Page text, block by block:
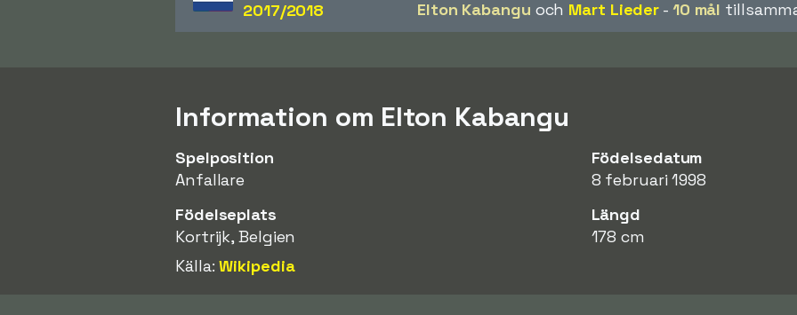
2017/2018
Elton Kabangu och Mart Lieder - 10 mål
Information om Elton Kabangu
Spelposition
Anfallare
Födelsedatum
8 februari 1998
Födelseplats
Kortrijk, Belgien
Längd
178 cm
Källa:Wikipedia